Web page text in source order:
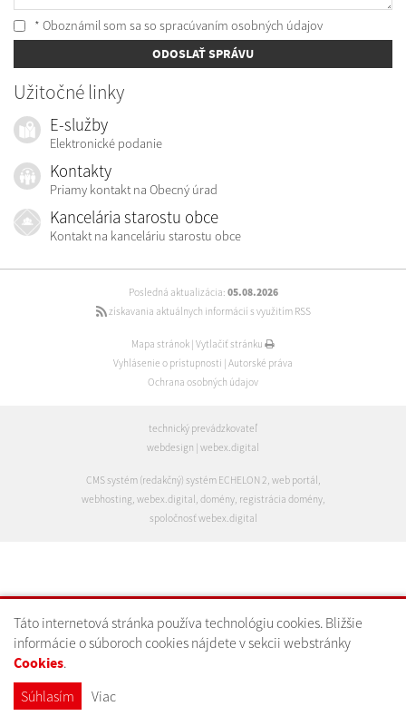
Táto internetová stránka používa technológiu cookies. Bližšie
informácie o súboroch cookies nájdete v sekcii webstránky
Cookies.
Súhlasím
Viac
* Oboznámil som sa so spracúvaním osobných údajov
ODOSLAŤ SPRÁVU
Užitočné linky
E-služby
Elektronické podanie
Kontakty
Priamy kontakt na Obecný úrad
Kancelária starostu obce
Kontakt na kanceláriu starostu obce
Posledná aktualizácia: 05.08.2026
získavania aktuálnych informácií s využitím RSS
Mapa stránok Vytlačiť stránku
Vyhlásenie o prístupnosti Autorské práva
Ochrana osobných údajov
technický prevádzkovateľ
webdesign webex.digital
CMS systém (redakčný) systém ECHELON 2, web portál ,
webhosting, webex.digital , domény, registrácia domény,
spoločnosť webex.digital